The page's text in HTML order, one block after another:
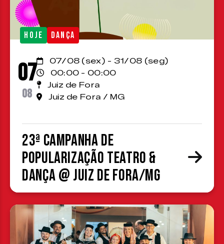
HOJE DANÇA
07
08
07/08 (sex) - 31/08 (seg)
00:00 - 00:00
Juiz de Fora
Juiz de Fora / MG
23ª Campanha de
Popularização Teatro &
Dança @ Juiz de Fora/MG